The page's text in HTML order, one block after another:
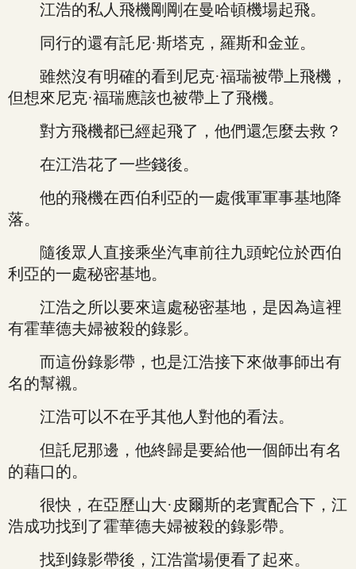
江浩的私人飛機剛剛在曼哈頓機場起飛。
同行的還有託尼·斯塔克，羅斯和金並。
雖然沒有明確的看到尼克·福瑞被帶上飛機，
但想來尼克·福瑞應該也被帶上了飛機。
對方飛機都已經起飛了，他們還怎麼去救？
在江浩花了一些錢後。
他的飛機在西伯利亞的一處俄軍軍事基地降
落。
隨後眾人直接乘坐汽車前往九頭蛇位於西伯
利亞的一處秘密基地。
江浩之所以要來這處秘密基地，是因為這裡
有霍華德夫婦被殺的錄影。
而這份錄影帶，也是江浩接下來做事師出有
名的幫襯。
江浩可以不在乎其他人對他的看法。
但託尼那邊，他終歸是要給他一個師出有名
的藉口的。
很快，在亞歷山大·皮爾斯的老實配合下，江
浩成功找到了霍華德夫婦被殺的錄影帶。
找到錄影帶後，江浩當場便看了起來。